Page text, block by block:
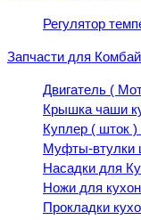
Регулятор
Запчасти для
Двигатель (
Крышка чаши
Куплер ( шток )
Муфты-втулки
Насадки для
Ножи для
Прокладки